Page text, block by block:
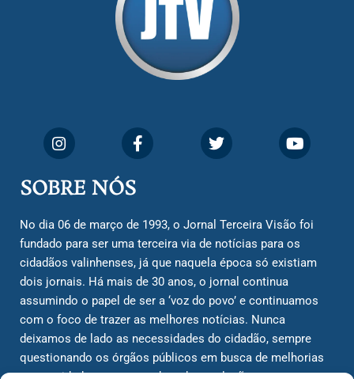
SOBRE NÓS
No dia 06 de março de 1993, o Jornal Terceira Visão foi
fundado para ser uma terceira via de notícias para os
cidadãos valinhenses, já que naquela época só existiam
dois jornais. Há mais de 30 anos, o jornal continua
assumindo o papel de ser a ‘voz do povo’ e continuamos
com o foco de trazer as melhores notícias. Nunca
deixamos de lado as necessidades do cidadão, sempre
questionando os órgãos públicos em busca de melhorias